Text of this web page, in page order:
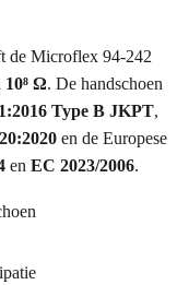
de Microflex 94-242
10⁸ Ω. De handschoen
Type B JKPT,
en de Europese
en EC 2023/2006.